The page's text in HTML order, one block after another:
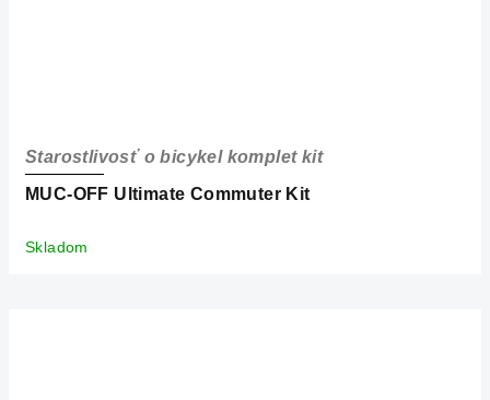
MUC-OFF Ultimate Commuter Kit
Starostlivosť o bicykel komplet kit
Skladom